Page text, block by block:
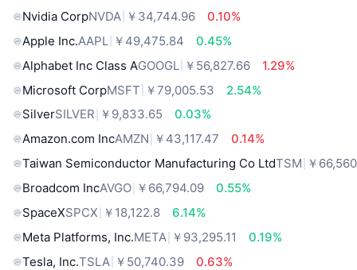
Nvidia CorpNVDA ￥34,744.96
0.10%
Apple Inc.AAPL ￥49,475.84
0.45%
Alphabet Inc Class AGOOGL ￥56,827.66
1.29%
Microsoft CorpMSFT ￥79,005.53
2.54%
SilverSILVER ￥9,833.65
0.03%
Amazon.com IncAMZN ￥43,117.47
0.14%
Taiwan Semiconductor Manufacturing Co LtdTSM ￥
Broadcom IncAVGO ￥66,794.09
0.55%
SpaceXSPCX ￥18,122.8
6.14%
Meta Platforms, Inc.META ￥93,295.11
0.19%
Tesla, Inc.TSLA ￥50,740.39
0.63%